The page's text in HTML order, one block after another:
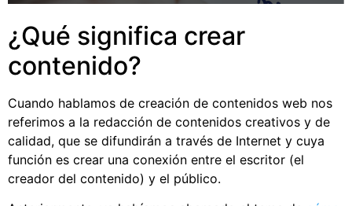
¿Qué significa crear
contenido?
Cuando hablamos de creación de contenidos web nos
referimos a la redacción de contenidos creativos y de
calidad, que se difundirán a través de Internet y cuya
función es crear una conexión entre el escritor (el
creador del contenido) y el público.